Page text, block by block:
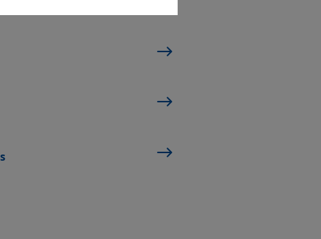
e alla legislazione vigente
la pubblicazione e l'uso a fini
S” della Securities and
1933, applicabile in particolare a
e a qualsiasi società di
non sono registrati ai sensi della
di investimento potrà essere